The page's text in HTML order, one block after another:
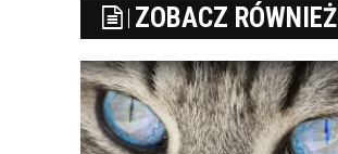
ZOBACZ RÓWNIEŻ